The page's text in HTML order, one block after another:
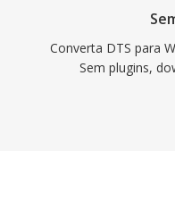
Converta DTS para
Sem plugins,